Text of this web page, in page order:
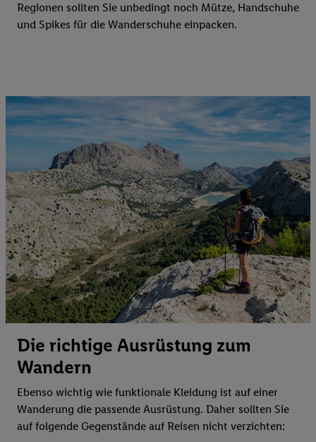
Regionen sollten Sie unbedingt noch Mütze, Handschuhe
und Spikes für die Wanderschuhe einpacken.
Die richtige Ausrüstung zum
Wandern
Ebenso wichtig wie funktionale Kleidung ist auf einer
Wanderung die passende Ausrüstung. Daher sollten Sie
auf folgende Gegenstände auf Reisen nicht verzichten: